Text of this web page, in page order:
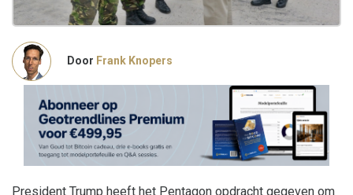
Door Frank Knopers
President Trump heeft het Pentagon opdracht gegeven om